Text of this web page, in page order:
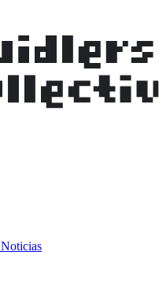
Noticias